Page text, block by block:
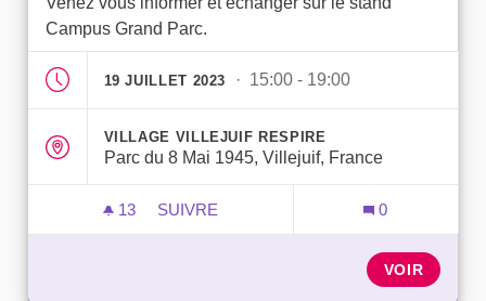
Campus Grand Parc.
19 JUILLET 2023 · 15:00 - 19:00
VILLAGE VILLEJUIF RESPIRE
Parc du 8 Mai 1945, Villejuif, France
13 13 ABONNÉS
SUIVRE
0
VOIR